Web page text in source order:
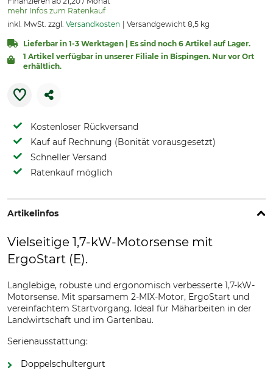
mehr Infos zum Ratenkauf
inkl. MwSt. zzgl. Versandkosten Versandgewicht 8,5 kg
Lieferbar in 1-3 Werktagen | Es sind noch 6 Artikel auf Lager.
1 Artikel verfügbar in unserer Filiale in Bispingen. Nur vor Ort
erhältlich.
Kostenloser Rückversand
Kauf auf Rechnung (Bonität vorausgesetzt)
Schneller Versand
Ratenkauf möglich
Artikelinfos
Vielseitige 1,7-kW-Motorsense mit
ErgoStart (E).
Langlebige, robuste und ergonomisch verbesserte 1,7-kW-
Motorsense. Mit sparsamem 2-MIX-Motor, ErgoStart und
vereinfachtem Startvorgang. Ideal für Mäharbeiten in der
Landwirtschaft und im Gartenbau.
Serienausstattung:
Doppelschultergurt